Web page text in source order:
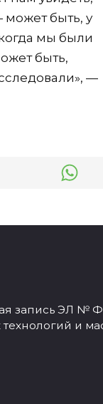
быть, у
мы были
быть,
—
ЭЛ №
и